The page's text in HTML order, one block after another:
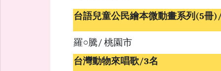
台語兒童公民繪本微動畫系列(5冊
羅○騰/ 桃園市
台灣動物來唱歌/3名